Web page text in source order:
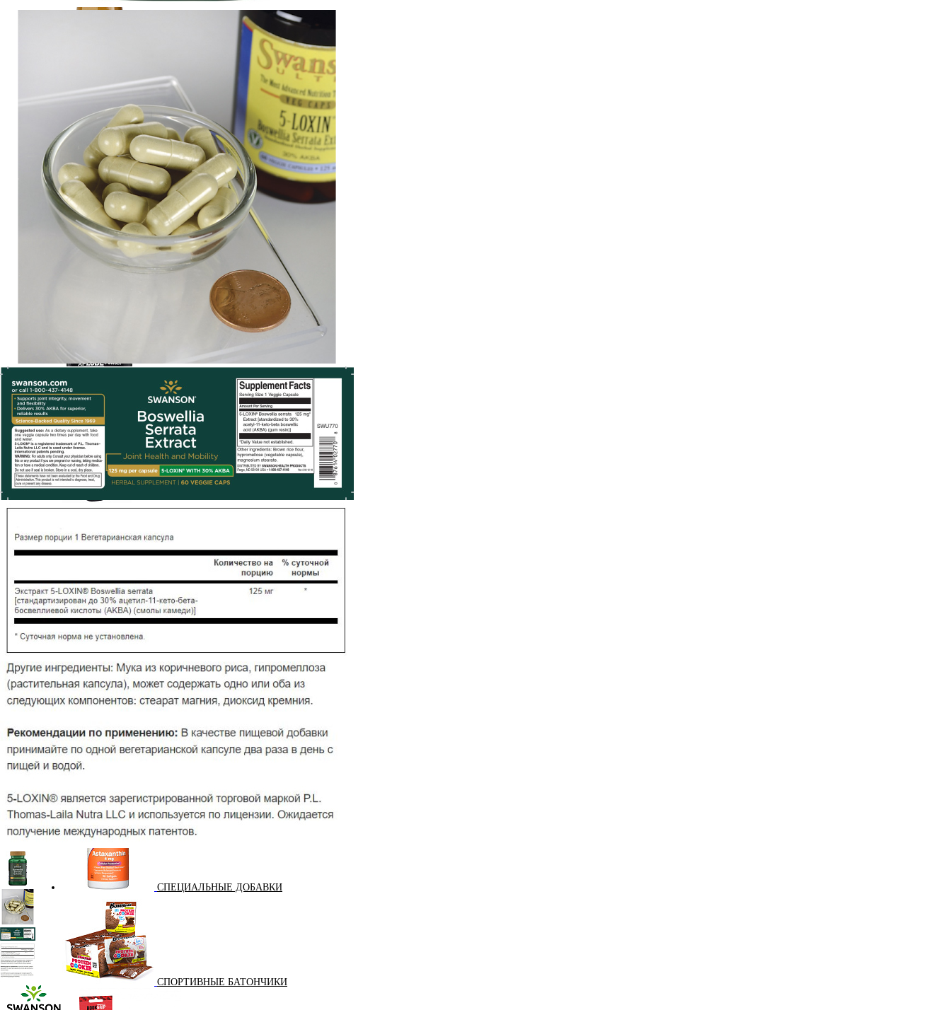
ДИЕТИЧЕСКОЕ ПИТАНИЕ
ЖИРОСЖИГАТЕЛИ
ЗМА (ZMA)
ЗДОРОВЬЕ И ДОЛГОЛЕТИЕ
КРЕАТИН
KETO
ОДЕЖДА ДЛЯ ТРЕНИРОВОК
ОКСИД АЗОТА (NO, AAKG)
ПОДАРОЧНЫЙ СЕРТИФИКАТ
ПРЕДТРЕНИРОВОЧНЫЕ КОМПЛЕКСЫ
СПЕЦИАЛЬНЫЕ ДОБАВКИ
СПОРТИВНЫЕ БАТОНЧИКИ